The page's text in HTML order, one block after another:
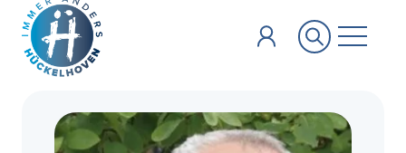
Zum Hauptinhalt springen